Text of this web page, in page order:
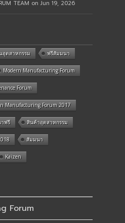
TEAM on Jun 19, 2026
อุตสาหกรรม ฟรีสัมมนา
Modern Manufacturing Forum
Forum
Manufacturing Forum 2017
ฟรี สินค้าอุตสาหกรรม
สัมมนา
Kaizen
Forum